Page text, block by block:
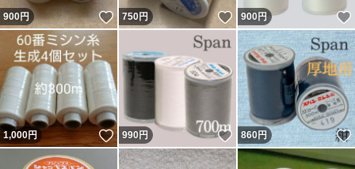
900円 いいね！
750円 いいね！
900円
1,000円 いいね！
990円 いいね！
860円